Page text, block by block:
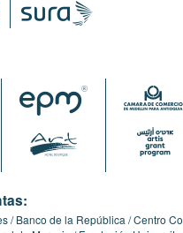
Banco de la República Centro